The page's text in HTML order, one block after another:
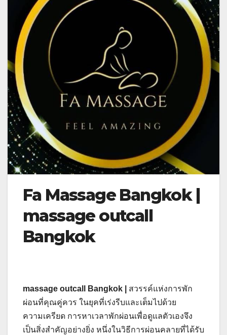
Fa Massage Bangkok |
massage outcall
Bangkok
massage outcall Bangkok | สวรรค์แห่งการพัก
ผ่อนที่คุณคู่ควร ในยุคที่เร่งรีบและเต็มไปด้วย
ความเครียด การหาเวลาพักผ่อนเพื่อดูแลตัวเองจึง
เป็นสิ่งสำคัญอย่างยิ่ง หนึ่งในวิธีการผ่อนคลายที่ได้รับ